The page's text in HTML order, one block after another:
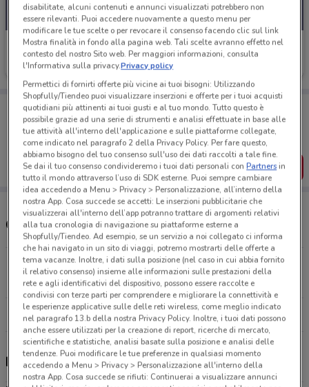
Renault
Porta DoveConviene sempre con te!
Puoi trovare le migliori offerte dei negozi vicino a te,
salvarle e creare la tua lista del risparmio, comodamente
dal tuo cellulare.
SCARICA L’APP
Concessionari Renault nelle vicinanze
Via Sant'Antonio, 9 Domodossola
760 m
Tutti i negozi Renault
Renault, offerte e concessionari
disabilitate, alcuni contenuti e annunci visualizzati potrebbero non
essere rilevanti. Puoi accedere nuovamente a questo menu per
modificare le tue scelte o per revocare il consenso facendo clic sul link
Mostra finalità in fondo alla pagina web. Tali scelte avranno effetto nel
contesto del nostro Sito web. Per maggiori informazioni, consulta
l'Informativa sulla privacy.Privacy policy
Permettici di fornirti offerte più vicine ai tuoi bisogni: Utilizzando
Shopfully/Tiendeo puoi visualizzare inserzioni e offerte per i tuoi acquisti
quotidiani più attinenti ai tuoi gusti e al tuo mondo. Tutto questo è
possibile grazie ad una serie di strumenti e analisi effettuate in base alle
tue attività all'interno dell'applicazione e sulle piattaforme collegate,
come indicato nel paragrafo 2 della Privacy Policy. Per fare questo,
abbiamo bisogno del tuo consenso sull'uso dei dati raccolti a tale fine.
Se dai il tuo consenso condivideremo i tuoi dati personali conPartnersin
tutto il mondo attraverso l’uso di SDK esterne. Puoi sempre cambiare
idea accedendo a Menu > Privacy > Personalizzazione, all’interno della
nostra App. Cosa succede se accetti: Le inserzioni pubblicitarie che
visualizzerai all'interno dell’app potranno trattare di argomenti relativi
alla tua cronologia di navigazione su piattaforme esterne a
Shopfully/Tiendeo. Ad esempio, se un servizio a noi collegato ci informa
che hai navigato in un sito di viaggi, potremo mostrarti delle offerte a
tema vacanze. Inoltre, i dati sulla posizione (nel caso in cui abbia fornito
il relativo consenso) insieme alle informazioni sulle prestazioni della
rete e agli identificativi del dispositivo, possono essere raccolte e
condivisi con terze parti per comprendere e migliorare la connettività e
le esperienze applicative sulle delle reti wireless, come meglio indicato
nel paragrafo 13.b della nostra Privacy Policy. Inoltre, i tuoi dati possono
anche essere utilizzati per la creazione di report, ricerche di mercato,
scientifiche e statistiche, analisi basate sulla posizione e analisi delle
tendenze. Puoi modificare le tue preferenze in qualsiasi momento
accedendo a Menu > Privacy > Personalizzazione all'interno della
nostra App. Cosa succede se rifiuti: Continuerai a visualizzare annunci